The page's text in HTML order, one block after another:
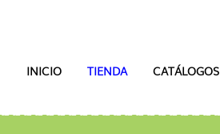
INICIO TIENDA CATÁLOGOS